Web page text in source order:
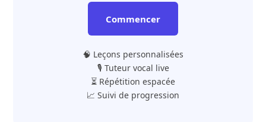
Commencer
🧠 Leçons personnalisées
🎙️ Tuteur vocal live
⏳ Répétition espacée
📈 Suivi de progression